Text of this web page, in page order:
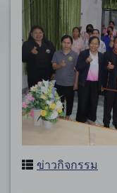
ข่าวกิจกรรม